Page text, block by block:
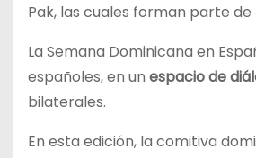
Pak, las cuales forman parte
La Semana Dominicana en
españoles, en un espacio de
bilaterales.
En esta edición, la comitiva